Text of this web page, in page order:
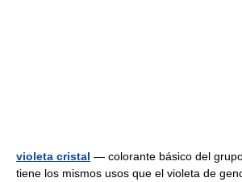
violeta cristal — colorante básico del
tiene los mismos usos que el violeta de